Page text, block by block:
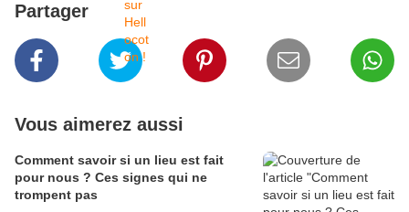
Partager
Vous aimerez aussi
Comment savoir si un lieu est fait
pour nous ? Ces signes qui ne
trompent pas